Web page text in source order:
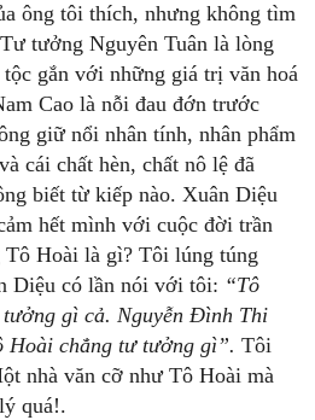
ông tôi thích, nhưng không tìm
tưởng Nguyên Tuân là lòng
gắn với những giá trị văn hoá
Cao là nỗi đau đớn trước
giữ nổi nhân tính, nhân phẩm
cái chất hèn, chất nô lệ đã
biết từ kiếp nào. Xuân Diệu
hết mình với cuộc đời trần
Hoài là gì? Tôi lúng túng
Diệu có lần nói với tôi: “Tô
tưởng gì cả. Nguyễn Đình Thi
Hoài chẳng tư tưởng gì”. Tôi
nhà văn cỡ như Tô Hoài mà
quá!.